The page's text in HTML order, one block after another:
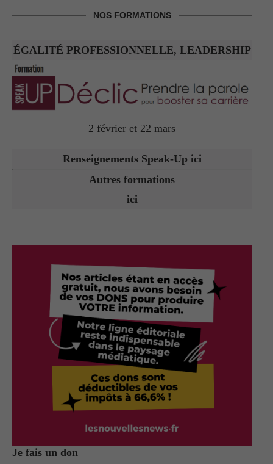
NOS FORMATIONS
ÉGALITÉ PROFESSIONNELLE, LEADERSHIP
2 février et 22 mars
Renseignements Speak-Up ici
Autres formations
ici
Je fais un don